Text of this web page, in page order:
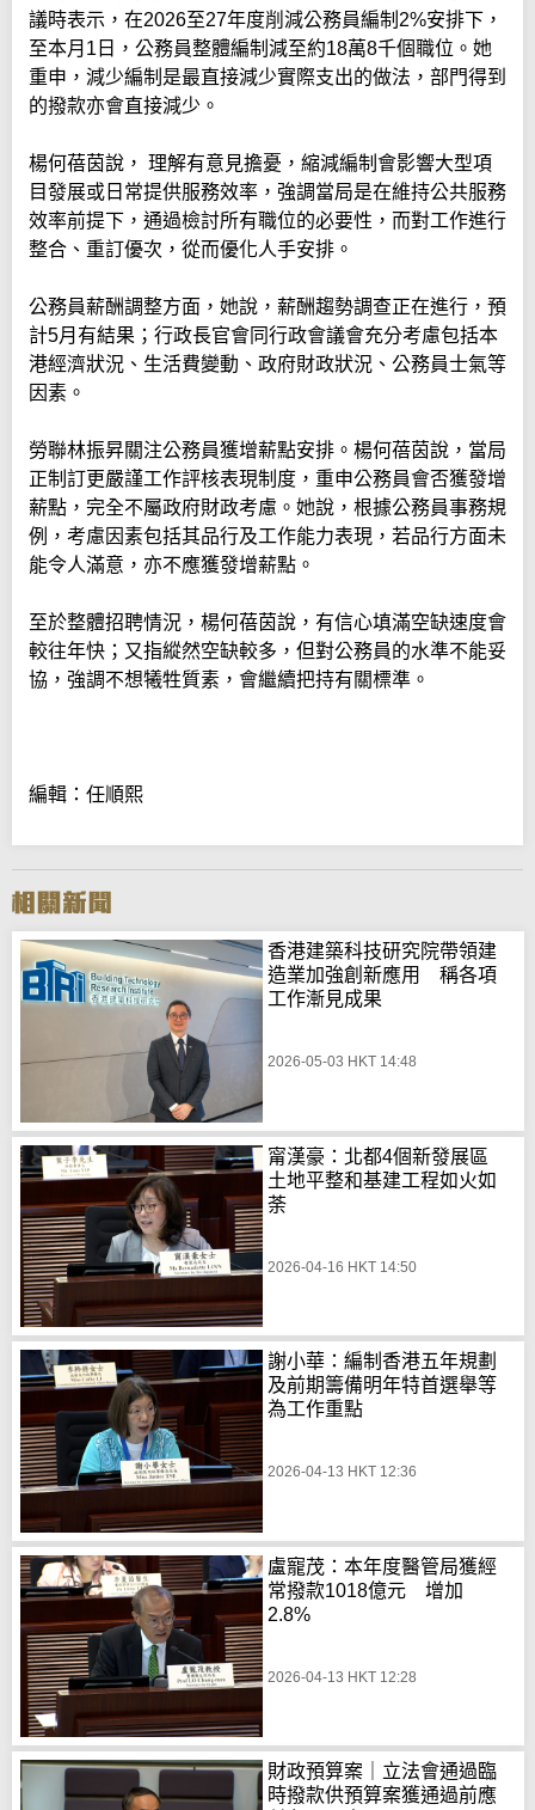
議時表示，在2026至27年度削減公務員編制2%安排下，
至本月1日，公務員整體編制減至約18萬8千個職位。她
重申，減少編制是最直接減少實際支出的做法，部門得到
的撥款亦會直接減少。
楊何蓓茵說， 理解有意見擔憂，縮減編制會影響大型項
目發展或日常提供服務效率，強調當局是在維持公共服務
效率前提下，通過檢討所有職位的必要性，而對工作進行
整合、重訂優次，從而優化人手安排。
公務員薪酬調整方面，她說，薪酬趨勢調查正在進行，預
計5月有結果；行政長官會同行政會議會充分考慮包括本
港經濟狀況、生活費變動、政府財政狀況、公務員士氣等
因素。
勞聯林振昇關注公務員獲增薪點安排。楊何蓓茵說，當局
正制訂更嚴謹工作評核表現制度，重申公務員會否獲發增
薪點，完全不屬政府財政考慮。她說，根據公務員事務規
例，考慮因素包括其品行及工作能力表現，若品行方面未
能令人滿意，亦不應獲發增薪點。
至於整體招聘情況，楊何蓓茵說，有信心填滿空缺速度會
較往年快；又指縱然空缺較多，但對公務員的水準不能妥
協，強調不想犧牲質素，會繼續把持有關標準。
編輯：任順熙
香港建築科技研究院帶領建
造業加強創新應用 稱各項
工作漸見成果
2026-05-03 HKT 14:48
甯漢豪：北都4個新發展區
土地平整和基建工程如火如
荼
2026-04-16 HKT 14:50
謝小華：編制香港五年規劃
及前期籌備明年特首選舉等
為工作重點
2026-04-13 HKT 12:36
盧寵茂：本年度醫管局獲經
常撥款1018億元 增加
2.8%
2026-04-13 HKT 12:28
財政預算案｜立法會通過臨
時撥款供預算案獲通過前應